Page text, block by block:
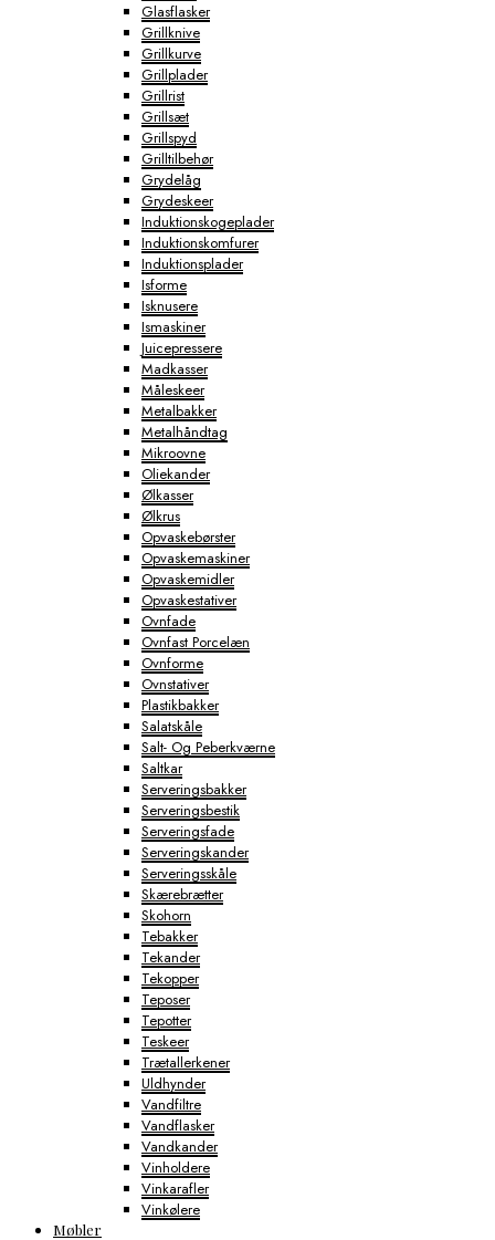
Glasflasker
Grillknive
Grillkurve
Grillplader
Grillrist
Grillsæt
Grillspyd
Grilltilbehør
Grydelåg
Grydeskeer
Induktionskogeplader
Induktionskomfurer
Induktionsplader
Isforme
Isknusere
Ismaskiner
Juicepressere
Madkasser
Måleskeer
Metalbakker
Metalhåndtag
Mikroovne
Oliekander
Ølkasser
Ølkrus
Opvaskebørster
Opvaskemaskiner
Opvaskemidler
Opvaskestativer
Ovnfade
Ovnfast Porcelæn
Ovnforme
Ovnstativer
Plastikbakker
Salatskåle
Salt- Og Peberkværne
Saltkar
Serveringsbakker
Serveringsbestik
Serveringsfade
Serveringskander
Serveringsskåle
Skærebrætter
Skohorn
Tebakker
Tekander
Tekopper
Teposer
Tepotter
Teskeer
Trætallerkener
Uldhynder
Vandfiltre
Vandflasker
Vandkander
Vinholdere
Vinkarafler
Vinkølere
Møbler